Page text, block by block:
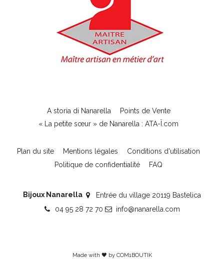
A storia di Nanarella
Points de Vente
« La petite sœur » de Nanarella : ATA-Ï.com
Plan du site Mentions légales
Conditions d'utilisation
Politique de confidentialité
FAQ
Bijoux Nanarella
Entrée du village 20119 Bastelica
04 95 28 72 70
info@nanarella.com
Made with 🖤 by COM1BOUTIK